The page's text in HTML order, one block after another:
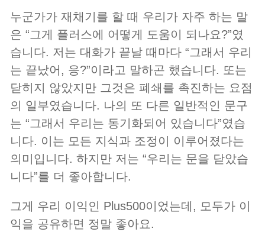
누군가가 재채기를 할 때 우리가 자주 하는 말
은 “그게 플러스에 어떻게 도움이 되나요?”였
습니다. 저는 대화가 끝날 때마다 “그래서 우리
는 끝났어, 응?”이라고 말하곤 했습니다. 또는
닫히지 않았지만 그것은 폐쇄를 촉진하는 요점
의 일부였습니다. 나의 또 다른 일반적인 문구
는 “그래서 우리는 동기화되어 있습니다”였습
니다. 이는 모든 지식과 조정이 이루어졌다는
의미입니다. 하지만 저는 “우리는 문을 닫았습
니다”를 더 좋아합니다.
그게 우리 이익인 Plus500이었는데, 모두가 이
익을 공유하면 정말 좋아요.